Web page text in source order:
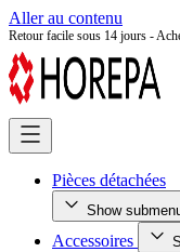
Aller au contenu
Retour facile sous 14 jours -
Pièces détachées
Show
Accessoires